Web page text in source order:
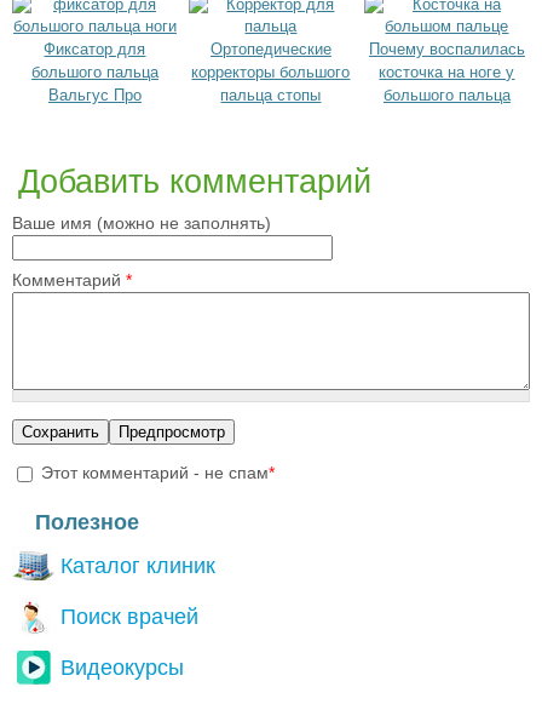
Фиксатор для
большого пальца
Вальгус Про
Ортопедические
корректоры большого
пальца стопы
Почему воспалилась
косточка на ноге у
большого пальца
Добавить комментарий
Ваше имя (можно не заполнять)
Комментарий *
Этот комментарий - не спам*
Полезное
Каталог клиник
Поиск врачей
Видеокурсы